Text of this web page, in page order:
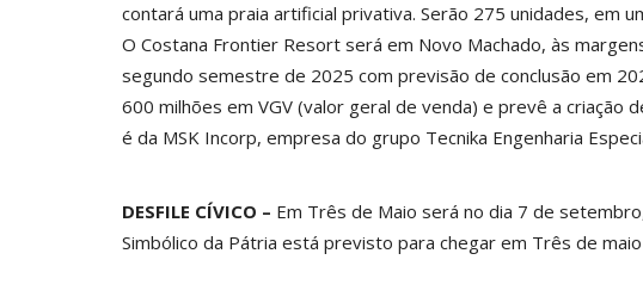
contará uma praia artificial privativa. Serão 275 unidades, em
O Costana Frontier Resort será em Novo Machado, às
segundo semestre de 2025 com previsão de conclusão em
600 milhões em VGV (valor geral de venda) e prevê a criação
é da MSK Incorp, empresa do grupo Tecnika Engenharia
DESFILE CÍVICO – Em Três de Maio será no dia 7 de
Simbólico da Pátria está previsto para chegar em Três de